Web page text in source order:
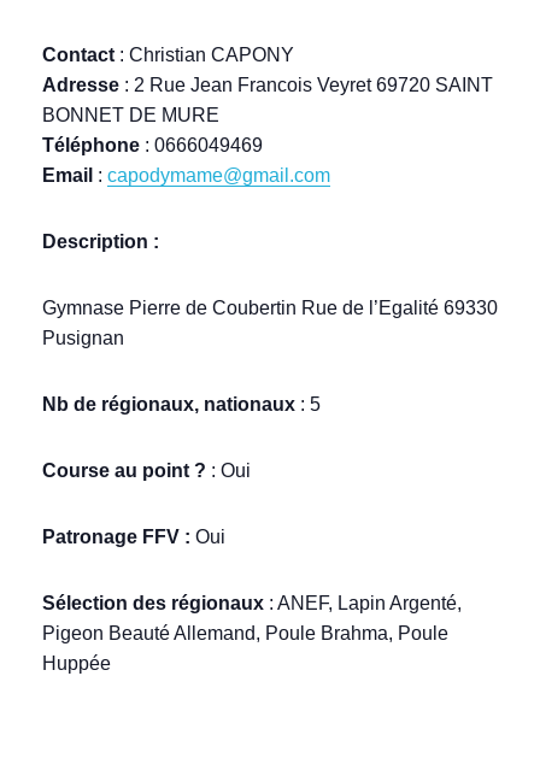
Contact : Christian CAPONY
Adresse : 2 Rue Jean Francois Veyret 69720 SAINT
BONNET DE MURE
Téléphone : 0666049469
Email : capodymame@gmail.com
Description :
Gymnase Pierre de Coubertin Rue de l’Egalité 69330
Pusignan
Nb de régionaux, nationaux : 5
Course au point ? : Oui
Patronage FFV : Oui
Sélection des régionaux : ANEF, Lapin Argenté,
Pigeon Beauté Allemand, Poule Brahma, Poule
Huppée